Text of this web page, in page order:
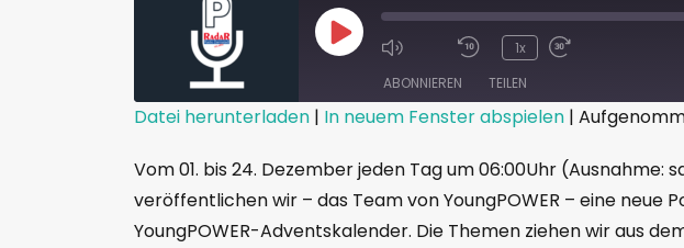
1x
ABONNIEREN TEILEN
RSS FEED
LINK
EMBED
Datei herunterladen | In neuem Fenster abspielen |
Vom 01. bis 24. Dezember jeden Tag um 06:00Uhr (Ausnahme:
veröffentlichen wir – das Team von YoungPOWER – eine neue
YoungPOWER-Adventskalender. Die Themen ziehen wir aus